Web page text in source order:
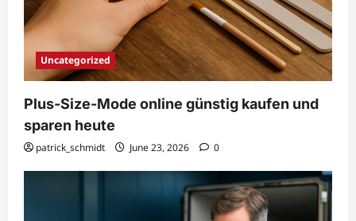
Uncategorized
Plus-Size-Mode online günstig kaufen und
sparen heute
patrick_schmidt June 23, 2026 0